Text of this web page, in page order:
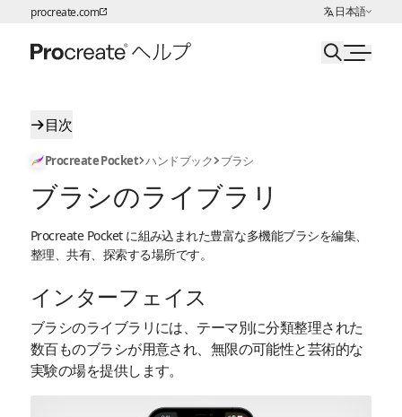
ページコンテンツへスキップ
procreate.com 日本語
言語の選択:
目次
Procreate Pocket ハンドブック ブラシ
ブラシのライブラリ
Procreate Pocket に組み込まれた豊富な多機能ブラシを編集、
整理、共有、探索する場所です。
インターフェイス
ブラシのライブラリには、テーマ別に分類整理された
数百ものブラシが用意され、無限の可能性と芸術的な
実験の場を提供します。